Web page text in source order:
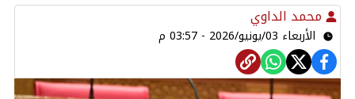
محمد الداوي
الأربعاء 03/يونيو/2026 - 03:57 م